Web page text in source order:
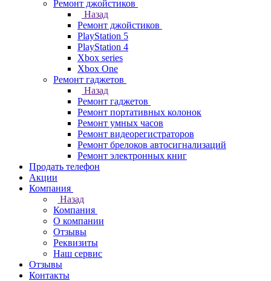
Ремонт джойстиков
Назад
Ремонт джойстиков
PlayStation 5
PlayStation 4
Xbox series
Xbox One
Ремонт гаджетов
Назад
Ремонт гаджетов
Ремонт портативных колонок
Ремонт умных часов
Ремонт видеорегистраторов
Ремонт брелоков автосигнализаций
Ремонт электронных книг
Продать телефон
Акции
Компания
Назад
Компания
О компании
Отзывы
Реквизиты
Наш сервис
Отзывы
Контакты